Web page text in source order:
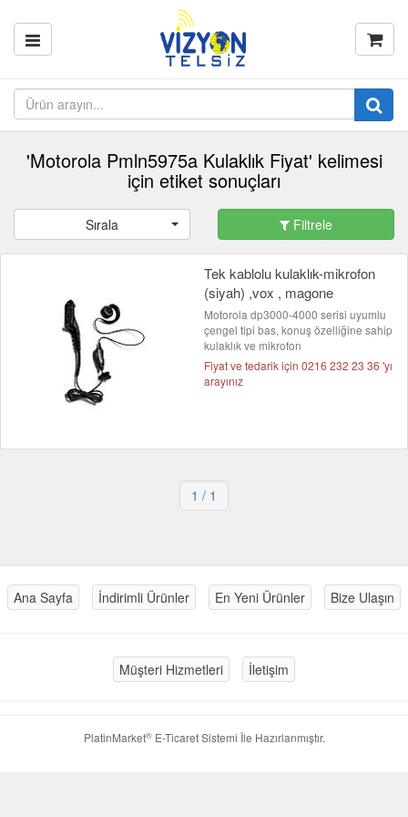
'Motorola Pmln5975a Kulaklık Fiyat' kelimesi
için etiket sonuçları
Sırala Filtrele
Tek kablolu kulaklık-mikrofon
(siyah) ,vox , magone
Motorola dp3000-4000 serisi uyumlu
çengel tipi bas, konuş özelliğine sahip
kulaklık ve mikrofon
Fiyat ve tedarik için 0216 232 23 36 'yı
arayınız
1 / 1
Ana Sayfa İndirimli Ürünler En Yeni Ürünler Bize Ulaşın
Müşteri Hizmetleri İletişim
PlatinMarket®E-Ticaret Sistemi İle Hazırlanmıştır.